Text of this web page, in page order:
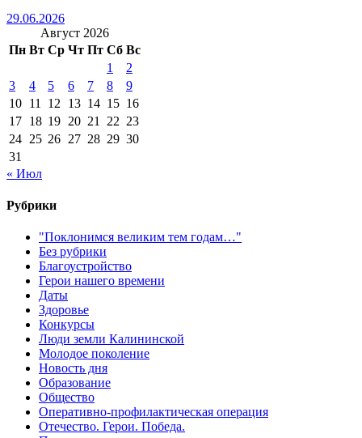
29.06.2026
Август 2026
Пн Вт Ср Чт Пт Сб Вс
1
2
3
4 5 6 7 8
9
10 11 12 13 14 15 16
17 18 19 20 21 22 23
24 25 26 27 28 29 30
31
« Июл
Рубрики
"Поклонимся великим тем годам…"
Без рубрики
Благоустройство
Герои нашего времени
Даты
Здоровье
Конкурсы
Люди земли Калининской
Молодое поколение
Новость дня
Образование
Общество
Оперативно-профилактическая операция
Отечество. Герои. Победа.